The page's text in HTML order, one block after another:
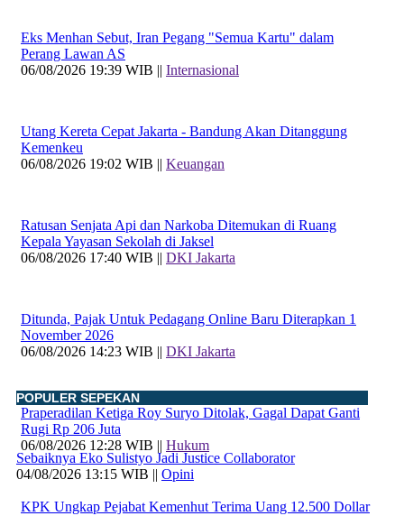
Eks Menhan Sebut, Iran Pegang "Semua Kartu" dalam
Perang Lawan AS
06/08/2026 19:39 WIB || Internasional
Utang Kereta Cepat Jakarta - Bandung Akan Ditanggung
Kemenkeu
06/08/2026 19:02 WIB || Keuangan
Ratusan Senjata Api dan Narkoba Ditemukan di Ruang
Kepala Yayasan Sekolah di Jaksel
06/08/2026 17:40 WIB || DKI Jakarta
Ditunda, Pajak Untuk Pedagang Online Baru Diterapkan 1
November 2026
06/08/2026 14:23 WIB || DKI Jakarta
Praperadilan Ketiga Roy Suryo Ditolak, Gagal Dapat Ganti
Rugi Rp 206 Juta
06/08/2026 12:28 WIB || Hukum
KPK Ungkap Pejabat Kemenhut Terima Uang 12.500 Dollar
POPULER SEPEKAN
Sebaiknya Eko Sulistyo Jadi Justice Collaborator
04/08/2026 13:15 WIB || Opini